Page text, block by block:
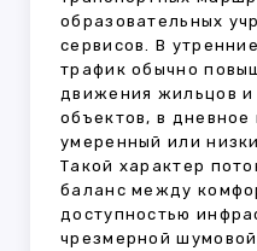
образовательных
сервисов. В
трафик обычно
движения жильцов и
объектов, в дневное
умеренный или
Такой характер
баланс между
доступностью
чрезмерной шумовой